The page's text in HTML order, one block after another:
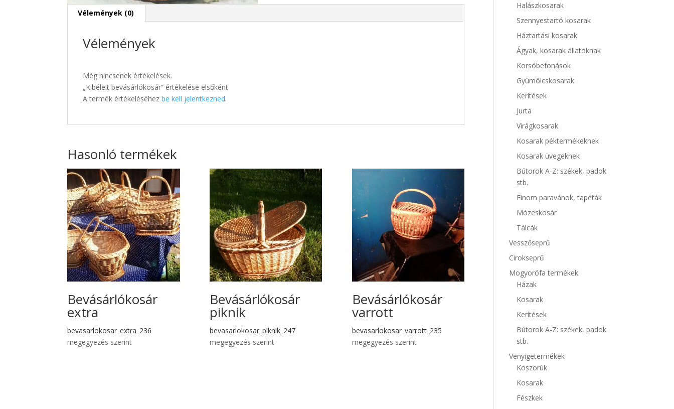
Vélemények (0)
Vélemények
Még nincsenek értékelések.
„Kibélelt bevásárlókosár” értékelése elsőként
A termék értékeléséhezbe kell jelentkezned.
Hasonló termékek
Bevásárlókosár
extra
bevasarlokosar_extra_236
megegyezés szerint
Bevásárlókosár
piknik
bevasarlokosar_piknik_247
megegyezés szerint
Bevásárlókosár
varrott
bevasarlokosar_varrott_235
megegyezés szerint
Halászkosarak
Szennyestartó kosarak
Háztartási kosarak
Ágyak, kosarak állatoknak
Korsóbefonások
Gyümölcskosarak
Kerítések
Jurta
Virágkosarak
Kosarak péktermékeknek
Kosarak üvegeknek
Bútorok A-Z: székek, padok
stb.
Finom paravánok, tapéták
Mózeskosár
Tálcák
Vesszőseprű
Cirokseprű
Mogyorófa termékek
Házak
Kosarak
Kerítések
Bútorok A-Z: székek, padok
stb.
Venyigetermékek
Koszorúk
Kosarak
Fészkek